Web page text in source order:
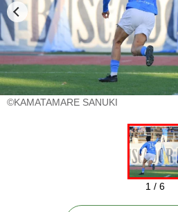
©KAMATAMARE SANUKI
1 / 6